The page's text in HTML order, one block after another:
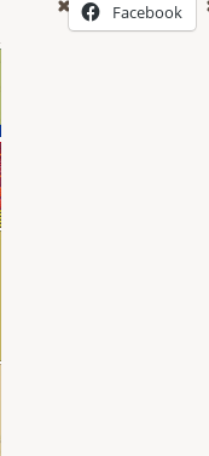
Facebook